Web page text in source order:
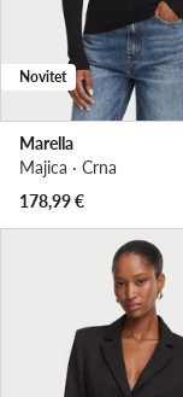
Novitet
Marella
Majica · Crna
178,99€